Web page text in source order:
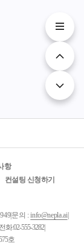
항
컨설팅 신청하기
|문의 :info@nepla.ai|
화:02-555-3282|
호